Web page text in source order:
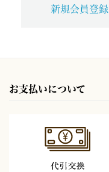
新規会員登録
お支払いについて